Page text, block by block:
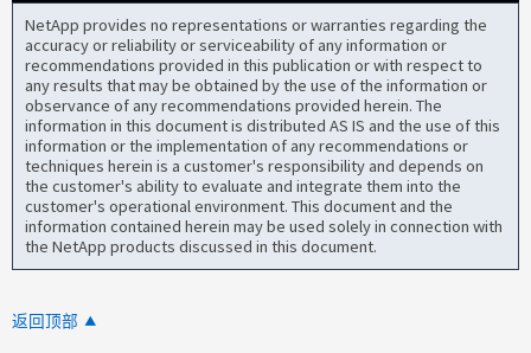
NetApp provides no representations or warranties regarding the
accuracy or reliability or serviceability of any information or
recommendations provided in this publication or with respect to
any results that may be obtained by the use of the information or
observance of any recommendations provided herein. The
information in this document is distributed AS IS and the use of this
information or the implementation of any recommendations or
techniques herein is a customer's responsibility and depends on
the customer's ability to evaluate and integrate them into the
customer's operational environment. This document and the
information contained herein may be used solely in connection with
the NetApp products discussed in this document.
返回顶部